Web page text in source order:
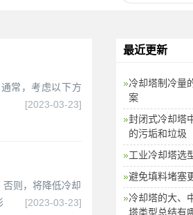
常，考虑以下方
[2023-03-23]
则，将降低冷却
[2023-03-23]
最近更新
冷却塔制冷量
案
封闭式冷却塔
的污垢和垃圾
工业冷却塔选
避免填料堵塞
冷却塔的大、
塔类型总结有